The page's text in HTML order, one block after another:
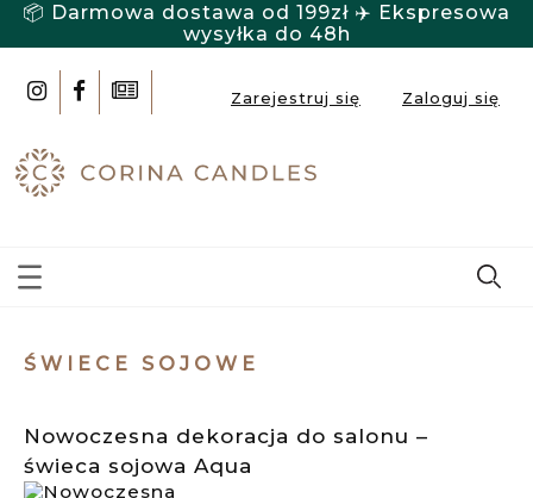
📦 Darmowa dostawa od 199zł ✈️ Ekspresowa
wysyłka do 48h
Zarejestruj się Zaloguj się
ŚWIECE SOJOWE
Nowoczesna dekoracja do salonu –
świeca sojowa Aqua